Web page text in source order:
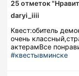
25 отметок
daryi_iiii
Квест:обитель
очень
актерамВсе
#квестывминске